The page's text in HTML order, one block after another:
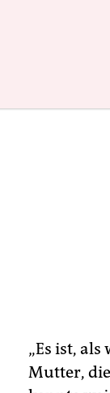
„Es ist,
Mutter,